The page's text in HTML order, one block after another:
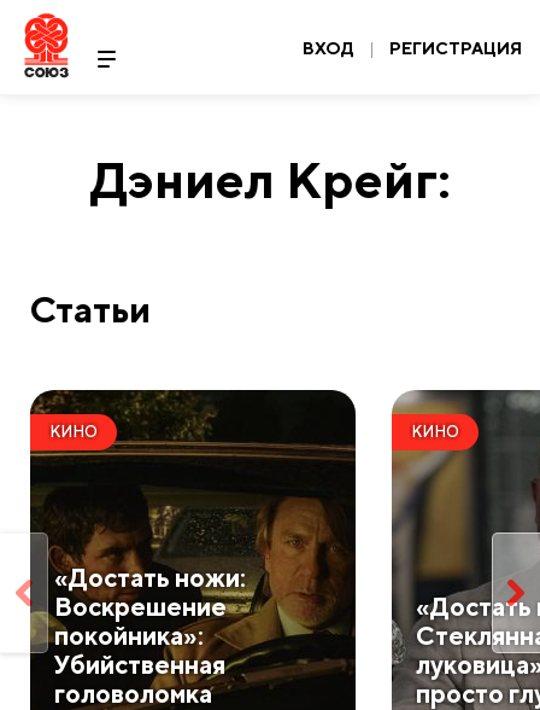
ВХОД | РЕГИСТРАЦИЯ
Дэниел Крейг:
Статьи
КИНО
​«Достать ножи:
Воскрешение
покойника»:
Убийственная
головоломка
КИНО
просто